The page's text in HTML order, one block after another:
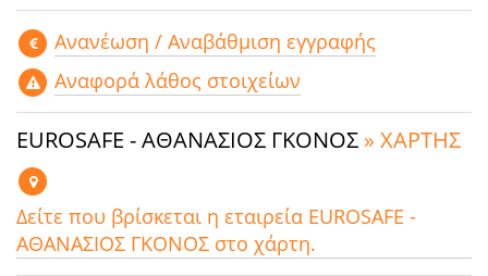
Aνανέωση / Αναβάθμιση εγγραφής
Αναφορά λάθος στοιχείων
EUROSAFE - ΑΘΑΝΑΣΙΟΣ ΓΚΟΝΟΣ » ΧΑΡΤΗΣ
Δείτε που βρίσκεται η εταιρεία EUROSAFE -
ΑΘΑΝΑΣΙΟΣ ΓΚΟΝΟΣ στο χάρτη.